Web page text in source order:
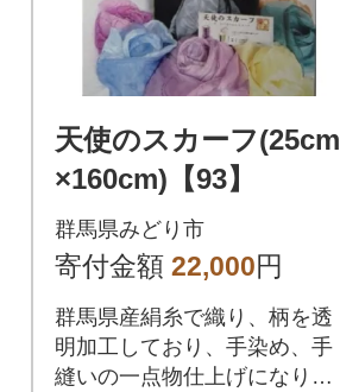
天使のスカーフ(25cm
×160cm)【93】
群馬県みどり市
寄付金額 22,000円
群馬県産絹糸で織り、柄を透
明加工しており、手染め、手
縫いの一点物仕上げになりま